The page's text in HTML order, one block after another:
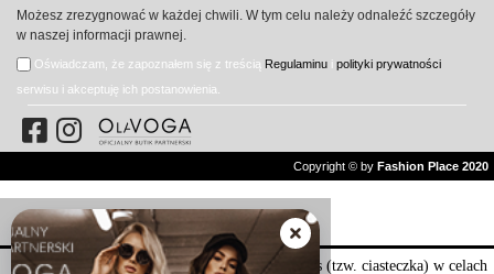
Nasza strona internetowa używa plików cookies (tzw. ciasteczka) w celach
Możesz zrezygnować w każdej chwili. W tym celu należy odnaleźć szczegóły
w naszej informacji prawnej.
Oświadczam, że zapoznałem się z treścią Regulaminu i polityki prywatności
serwisu i akceptuję ich postanowienia.
Copyright © by Fashion Place 2020